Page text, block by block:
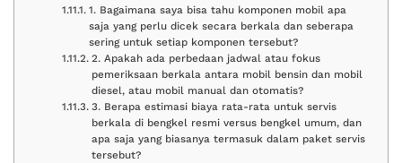
1. Bagaimana saya bisa tahu komponen mobil apa
saja yang perlu dicek secara berkala dan seberapa
sering untuk setiap komponen tersebut?
2. Apakah ada perbedaan jadwal atau fokus
pemeriksaan berkala antara mobil bensin dan mobil
diesel, atau mobil manual dan otomatis?
3. Berapa estimasi biaya rata-rata untuk servis
berkala di bengkel resmi versus bengkel umum, dan
apa saja yang biasanya termasuk dalam paket servis
tersebut?